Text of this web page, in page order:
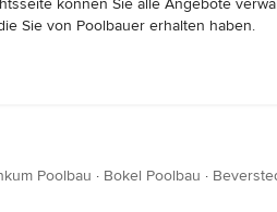
können Sie alle Angebote
Sie von Poolbauer erhalten haben.
Poolbau · Bokel Poolbau ·